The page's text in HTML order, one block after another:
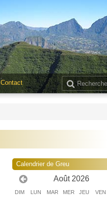
Contact
Calendrier de Greu
Août 2026
DIM LUN MAR MER JEU VEN